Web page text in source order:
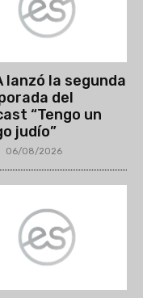
lanzó la segunda
del
“Tengo un
judío”
06/08/2026